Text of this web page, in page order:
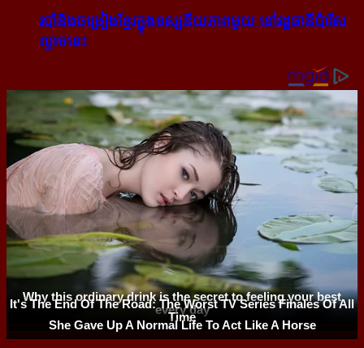
របាំ​និង​ចម្រៀង​ខ្មែរ​ក្នុង​ទស្សនីយភាព​មួយ នៅ​រដ្ឋធានី​ប៉ារីស​
ល្ងាច​នេះ